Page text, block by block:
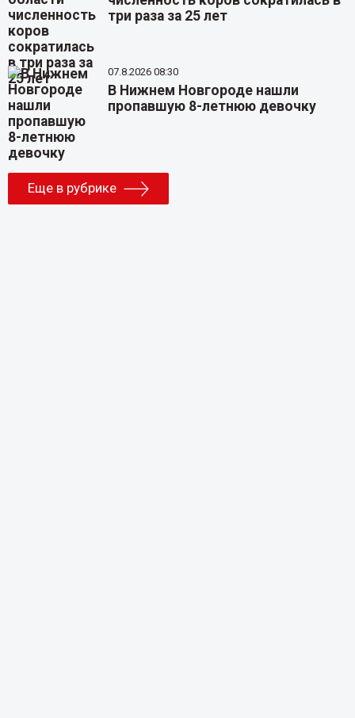
три раза за 25 лет
07.8.2026 08:30
В Нижнем Новгороде нашли
пропавшую 8-летнюю девочку
Еще в рубрике